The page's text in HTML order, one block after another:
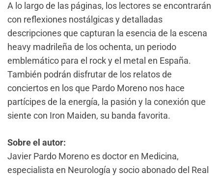
A lo largo de las páginas, los lectores se encontrarán
con reflexiones nostálgicas y detalladas
descripciones que capturan la esencia de la escena
heavy madrileña de los ochenta, un periodo
emblemático para el rock y el metal en España.
También podrán disfrutar de los relatos de
conciertos en los que Pardo Moreno nos hace
partícipes de la energía, la pasión y la conexión que
siente con Iron Maiden, su banda favorita.
Sobre el autor:
Javier Pardo Moreno es doctor en Medicina,
especialista en Neurología y socio abonado del Real